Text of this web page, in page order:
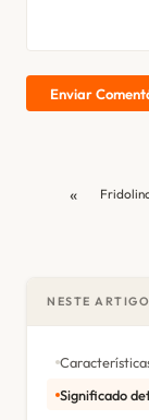
Enviar
«
NESTE ARTIGO
Significado